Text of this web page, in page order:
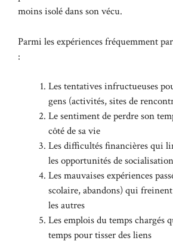
moins isolé dans son vécu.
Parmi les expériences fréquemment
:
Les tentatives infructueuses
gens (activités, sites de
Le sentiment de perdre son
côté de sa vie
Les difficultés financières qui
les opportunités de socialisation
Les mauvaises expériences
scolaire, abandons) qui freinent
les autres
Les emplois du temps chargés
temps pour tisser des liens